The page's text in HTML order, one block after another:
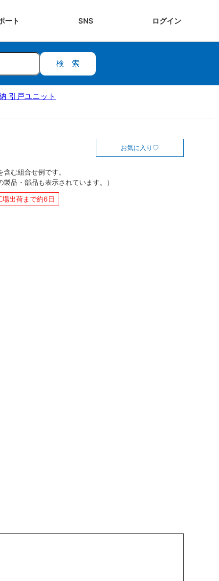
ート SNS ログイン
検索
引戸ユニット
お気に入り
む組合せ例です。
製品・部品も表示されています。）
場出荷まで約6日